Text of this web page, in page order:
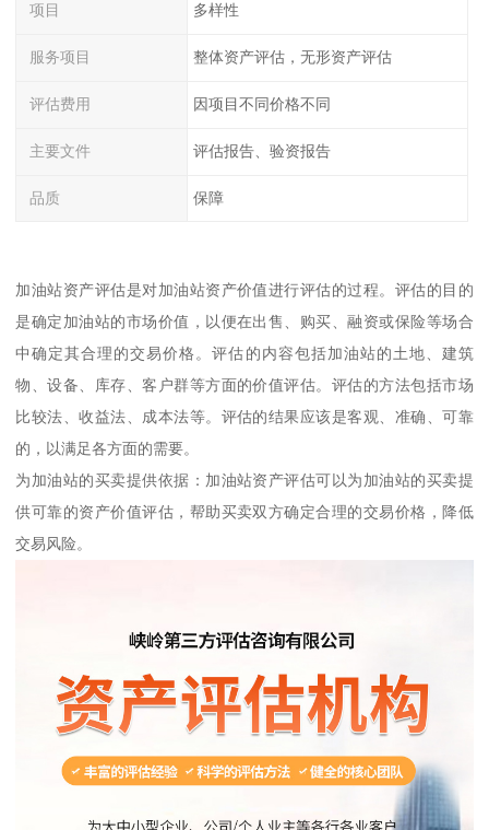
项目 多样性
服务项目 整体资产评估，无形资产评估
评估费用 因项目不同价格不同
主要文件 评估报告、验资报告
品质 保障
加油站资产评估是对加油站资产价值进行评估的过程。评估的目的
是确定加油站的市场价值，以便在出售、购买、融资或保险等场合
中确定其合理的交易价格。评估的内容包括加油站的土地、建筑
物、设备、库存、客户群等方面的价值评估。评估的方法包括市场
比较法、收益法、成本法等。评估的结果应该是客观、准确、可靠
的，以满足各方面的需要。
为加油站的买卖提供依据：加油站资产评估可以为加油站的买卖提
供可靠的资产价值评估，帮助买卖双方确定合理的交易价格，降低
交易风险。